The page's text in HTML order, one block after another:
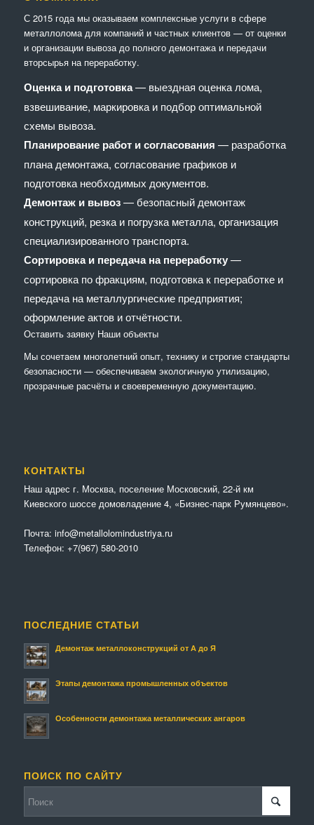
С 2015 года мы оказываем комплексные услуги в сфере
металлолома для компаний и частных клиентов — от оценки
и организации вывоза до полного демонтажа и передачи
вторсырья на переработку.
Оценка и подготовка— выездная оценка лома,
взвешивание, маркировка и подбор оптимальной
схемы вывоза.
Планирование работ и согласования — разработка
плана демонтажа, согласование графиков и
подготовка необходимых документов.
Демонтаж и вывоз— безопасный демонтаж
конструкций, резка и погрузка металла, организация
специализированного транспорта.
Сортировка и передача на переработку—
сортировка по фракциям, подготовка к переработке и
передача на металлургические предприятия;
оформление актов и отчётности.
Оставить заявку Наши объекты
Мы сочетaем многолетний опыт, технику и строгие стандарты
безопасности — обеспечиваем экологичную утилизацию,
прозрачные расчёты и своевременную документацию.
КОНТАКТЫ
Наш адрес г. Москва, поселение Московский, 22-й км
Киевского шоссе домовладение 4, «Бизнес-парк Румянцево».
Почта: info@metallolomindustriya.ru
Телефон: +7(967) 580-2010
ПОСЛЕДНИЕ СТАТЬИ
Демонтаж металлоконструкций от А до Я
Этапы демонтажа промышленных объектов
Особенности демонтажа металлических ангаров
ПОИСК ПО САЙТУ